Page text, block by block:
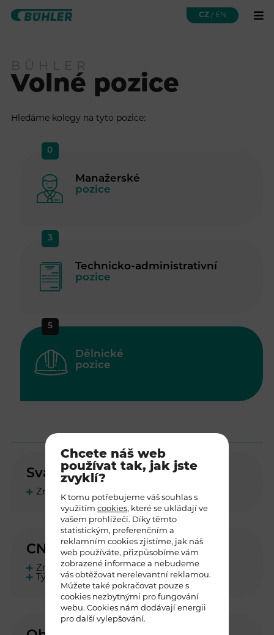
CZ / EN
BÜHLER
Volné pozice
Hledáme kolegy na tyto pozice:
Manažerské
pozice
0
Technicko-administrativní
pozice
3
Dělnické
pozice
5
Svářeč
Znalost technické dokumentace
CNC obráběč
Znalost technické dokumentace
Týmový přístup
Chcete náš web
používat tak, jak jste
zvyklí?
K tomu potřebujeme váš souhlas s
využitím cookies, které se ukládají ve
vašem prohlížeči. Díky těmto
statistickým, preferenčním a
reklamním cookies zjistíme, jak náš
web používáte, přizpůsobíme vám
zobrazené informace a nebudeme
vás obtěžovat nerelevantní reklamou.
Můžete také pokračovat pouze s
cookies nezbytnými pro fungování
webu. Cookies nám dodávají energii
pro další vylepšování.